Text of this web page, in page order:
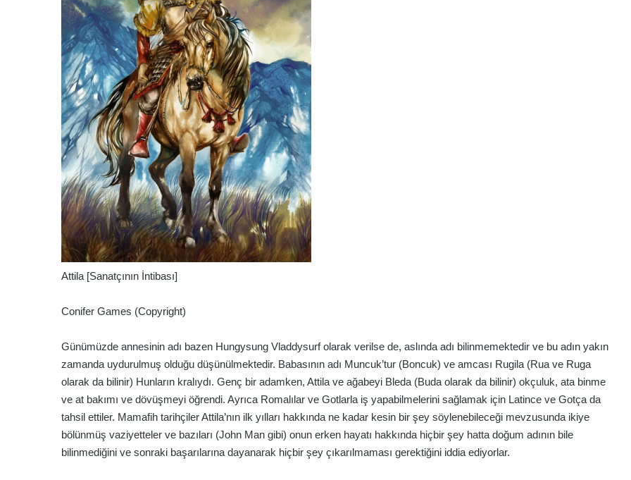
Attila [Sanatçının İntibası]
Conifer Games (Copyright)
Günümüzde annesinin adı bazen Hungysung Vladdysurf olarak verilse de, aslında adı bilinmemektedir ve bu adın yakın
zamanda uydurulmuş olduğu düşünülmektedir. Babasının adı Muncuk’tur (Boncuk) ve amcası Rugila (Rua ve Ruga
olarak da bilinir) Hunların kralıydı. Genç bir adamken, Attila ve ağabeyi Bleda (Buda olarak da bilinir) okçuluk, ata binme
ve at bakımı ve dövüşmeyi öğrendi. Ayrıca Romalılar ve Gotlarla iş yapabilmelerini sağlamak için Latince ve Gotça da
tahsil ettiler. Mamafih tarihçiler Attila’nın ilk yılları hakkında ne kadar kesin bir şey söylenebileceği mevzusunda ikiye
bölünmüş vaziyetteler ve bazıları (John Man gibi) onun erken hayatı hakkında hiçbir şey hatta doğum adının bile
bilinmediğini ve sonraki başarılarına dayanarak hiçbir şey çıkarılmaması gerektiğini iddia ediyorlar.